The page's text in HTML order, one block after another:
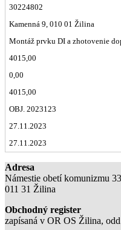
30224802
Kamenná 9, 010 01 Žilina
Montáž prvku DI a zhotovenie
4015,00
0,00
4015,00
OBJ. 2023123
27.11.2023
27.11.2023
Adresa
Námestie obetí komunizmu
011 31 Žilina
Obchodný register
zapísaná v OR OS Žilina,